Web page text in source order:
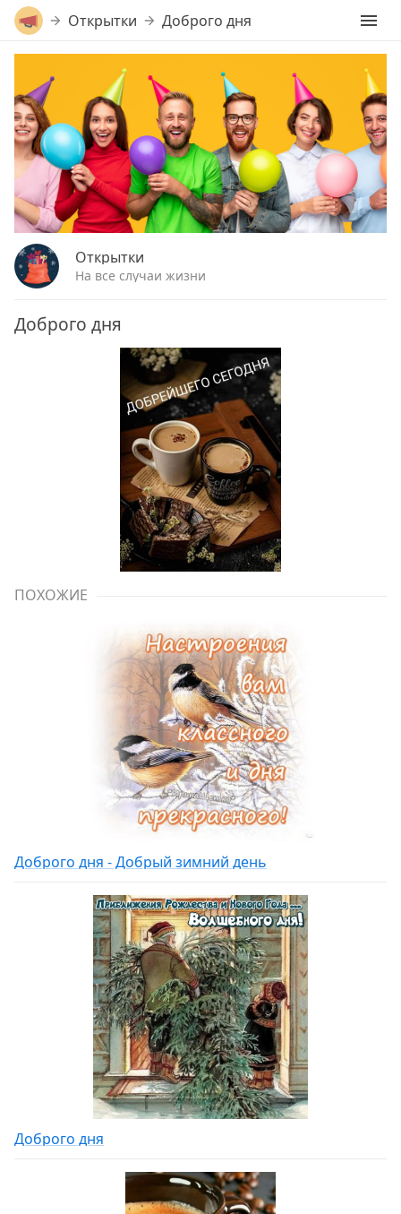
Открытки Доброго дня
Открытки
На все случаи жизни
Доброго дня
ПОХОЖИЕ
Доброго дня - Добрый зимний день
Доброго дня